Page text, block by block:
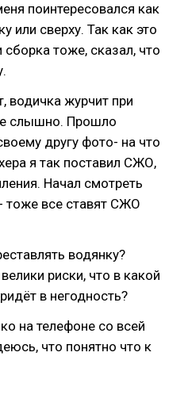
поинтересовался как
или сверху. Так как это
тоже, сказал, что
водичка журчит при
слышно. Прошло
другу фото- на что
я так поставил СЖО,
Начал смотреть
тоже все ставят СЖО
водянку?
риски, что в какой
в негодность?
на телефоне со всей
что понятно что к